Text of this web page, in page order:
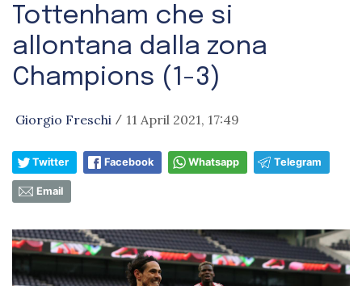
Tottenham che si
allontana dalla zona
Champions (1-3)
Giorgio Freschi / 11 April 2021, 17:49
Twitter Facebook Whatsapp Telegram
Email